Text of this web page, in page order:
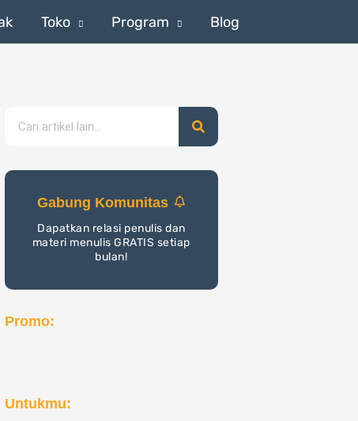
Toko Program Blog
Gabung Komunitas
Dapatkan relasi penulis dan
materi menulis GRATIS setiap
bulan!
Promo:
Untukmu: